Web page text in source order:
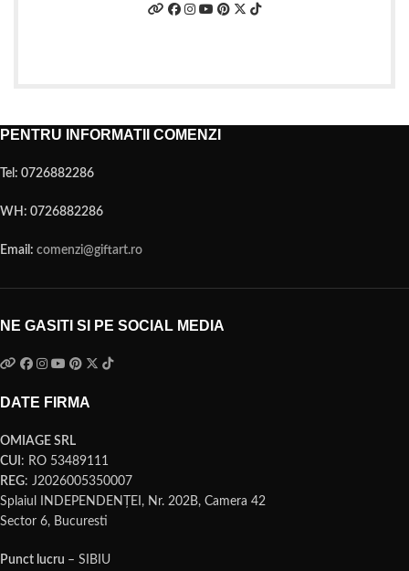
PENTRU INFORMATII COMENZI
Tel: 0726882286
WH: 0726882286
Email: comenzi@giftart.ro
NE GASITI SI PE SOCIAL MEDIA
DATE FIRMA
OMIAGE SRL
CUI : RO 53489111
REG: J2026005350007
Splaiul INDEPENDENŢEI, Nr. 202B, Camera 42
Sector 6, Bucuresti
Punct lucru – SIBIU